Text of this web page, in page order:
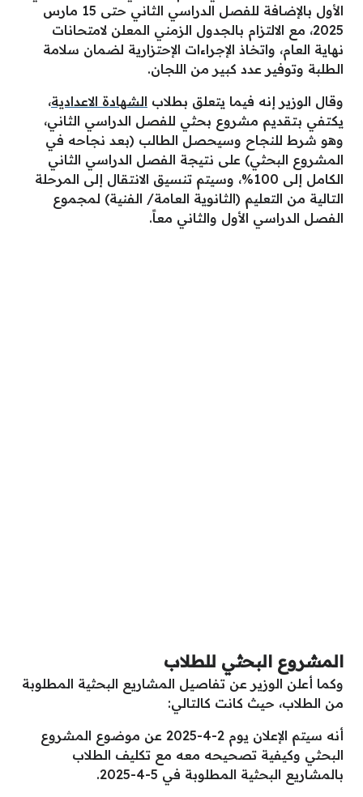
الأول بالإضافة للفصل الدراسي الثاني حتى 15 مارس
2025، مع الالتزام بالجدول الزمني المعلن لامتحانات
نهاية العام، واتخاذ الإجراءات الإحتزارية لضمان سلامة
الطلبة وتوفير عدد كبير من اللجان.
وقال الوزير إنه فيما يتعلق بطلاب الشهادة الاعدادية،
يكتفي بتقديم مشروع بحثي للفصل الدراسي الثاني،
وهو شرط للنجاح وسيحصل الطالب (بعد نجاحه في
المشروع البحثي) على نتيجة الفصل الدراسي الثاني
الكامل إلى 100%، وسيتم تنسيق الانتقال إلى المرحلة
التالية من التعليم (الثانوية العامة/ الفنية) لمجموع
الفصل الدراسي الأول والثاني معاً.
المشروع البحثي للطلاب
وكما أعلن الوزير عن تفاصيل المشاريع البحثية المطلوبة
من الطلاب، حيث كانت كالتالي:
أنه سيتم الإعلان يوم 2-4-2025 عن موضوع المشروع
البحثي وكيفية تصحيحه معه مع تكليف الطلاب
بالمشاريع البحثية المطلوبة في 5-4-2025.